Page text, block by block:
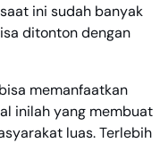
ini sudah banyak
ditonton dengan
memanfaatkan
inilah yang membuat
luas. Terlebih